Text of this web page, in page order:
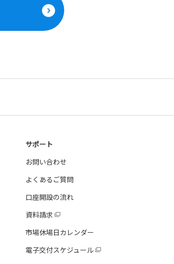
サポート
お問い合わせ
よくあるご質問
口座開設の流れ
資料請求
市場休場日カレンダー
電子交付スケジュール